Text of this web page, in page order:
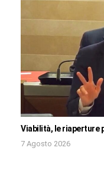
Viabilità, le riaperture
7 Agosto 2026